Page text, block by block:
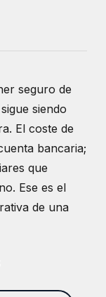
seguro de
siendo
El coste de
bancaria;
que
Ese es el
de una